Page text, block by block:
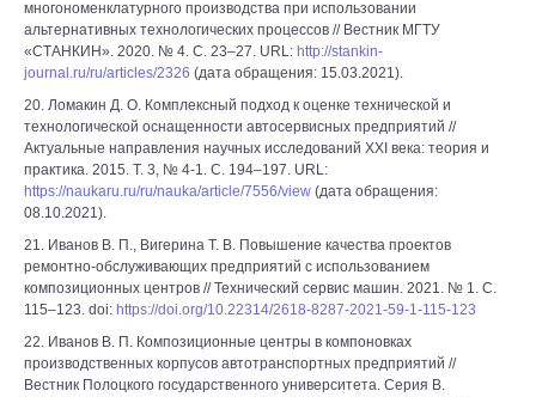
многономенклатурного производства при использовании
альтернативных технологических процессов // Вестник МГТУ
«СТАНКИН». 2020. № 4. С. 23–27. URL: http://stankin-
journal.ru/ru/articles/2326 (дата обращения: 15.03.2021).
20. Ломакин Д. О. Комплексный подход к оценке технической и
технологической оснащенности автосервисных предприятий //
Актуальные направления научных исследований XXI века: теория и
практика. 2015. Т. 3, № 4-1. С. 194–197. URL:
https://naukaru.ru/ru/nauka/article/7556/view (дата обращения:
08.10.2021).
21. Иванов В. П., Вигерина Т. В. Повышение качества проектов
ремонтно-обслуживающих предприятий с использованием
композиционных центров // Технический сервис машин. 2021. № 1. С.
115–123. doi: https://doi.org/10.22314/2618-8287-2021-59-1-115-123
22. Иванов В. П. Композиционные центры в компоновках
производственных корпусов автотранспортных предприятий //
Вестник Полоцкого государственного университета. Серия В.